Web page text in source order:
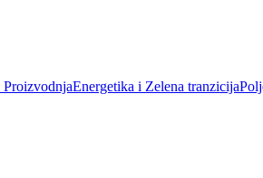
Energetika i Zelena tranzicija